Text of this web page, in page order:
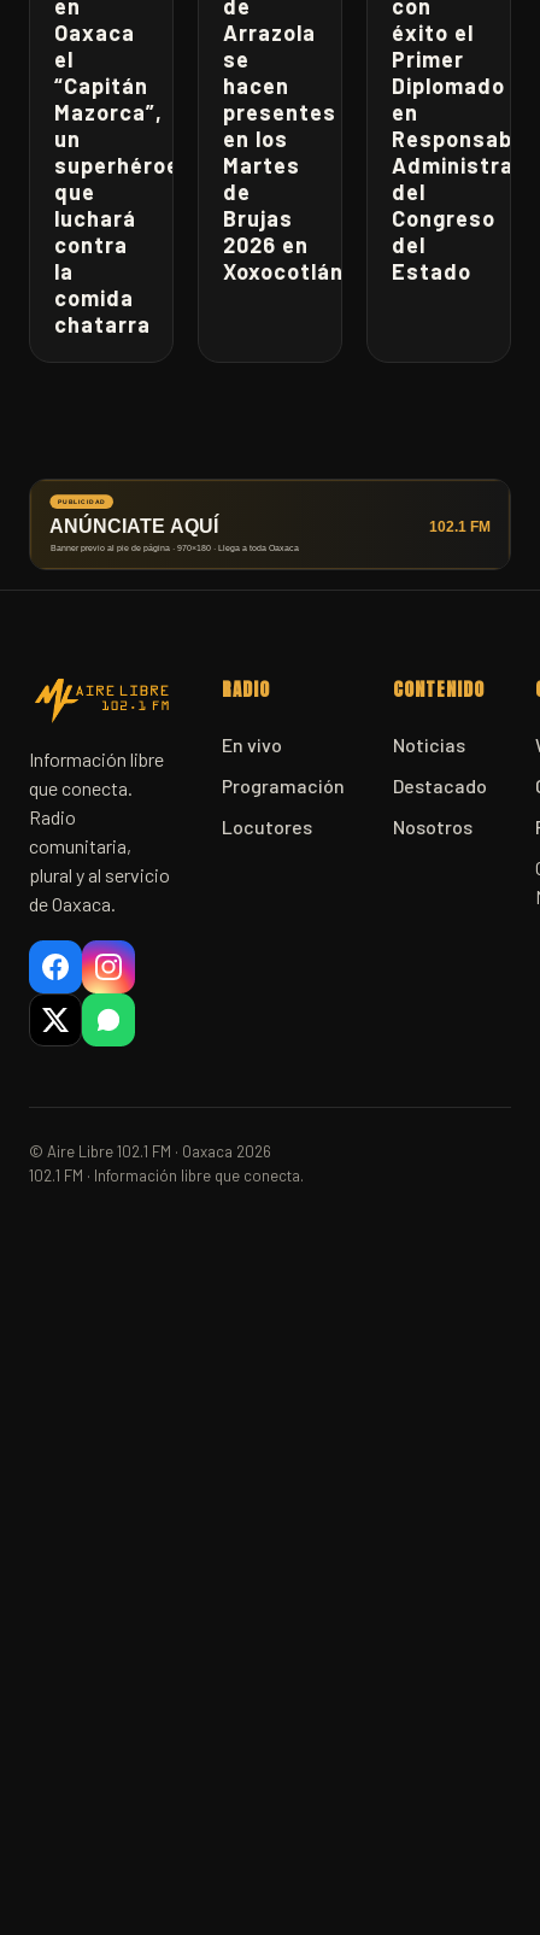
en
Oaxaca
el
“Capitán
Mazorca”,
un
superhéroe
que
luchará
contra
la
comida
chatarra
de
Arrazola
se
hacen
presentes
en los
Martes
de
Brujas
2026 en
Xoxocotlán
con
éxito el
Primer
Diplomado
en
del
Congreso
del
Estado
Información libre
que conecta.
Radio
comunitaria,
plural y al servicio
de Oaxaca.
RADIO
En vivo
Programación
Locutores
CONTENIDO
Noticias
Destacado
Nosotros
© Aire Libre 102.1 FM · Oaxaca 2026
102.1 FM · Información libre que conecta.